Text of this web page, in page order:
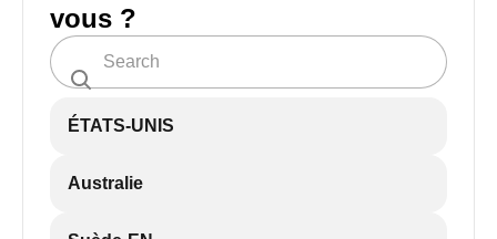
vous ?
ÉTATS-UNIS
Australie